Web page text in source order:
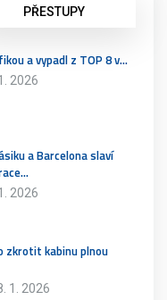
PŘESTUPY
a vypadl z TOP 8 v…
2026
a Barcelona slaví
2026
zkrotit kabinu plnou
1. 2026